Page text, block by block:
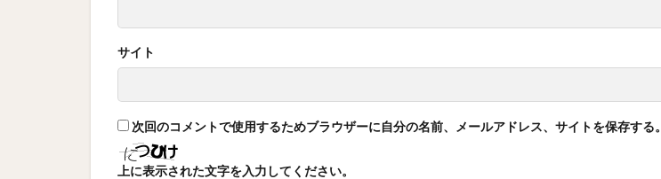
サイト
次回のコメントで使用するためブラウザーに自分の名前、メールアドレス、サイトを保存する。
上に表示された文字を入力してください。